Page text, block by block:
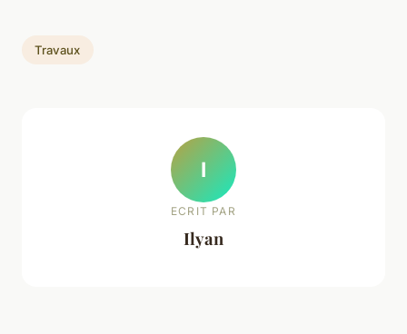
Travaux
I
ECRIT PAR
Ilyan